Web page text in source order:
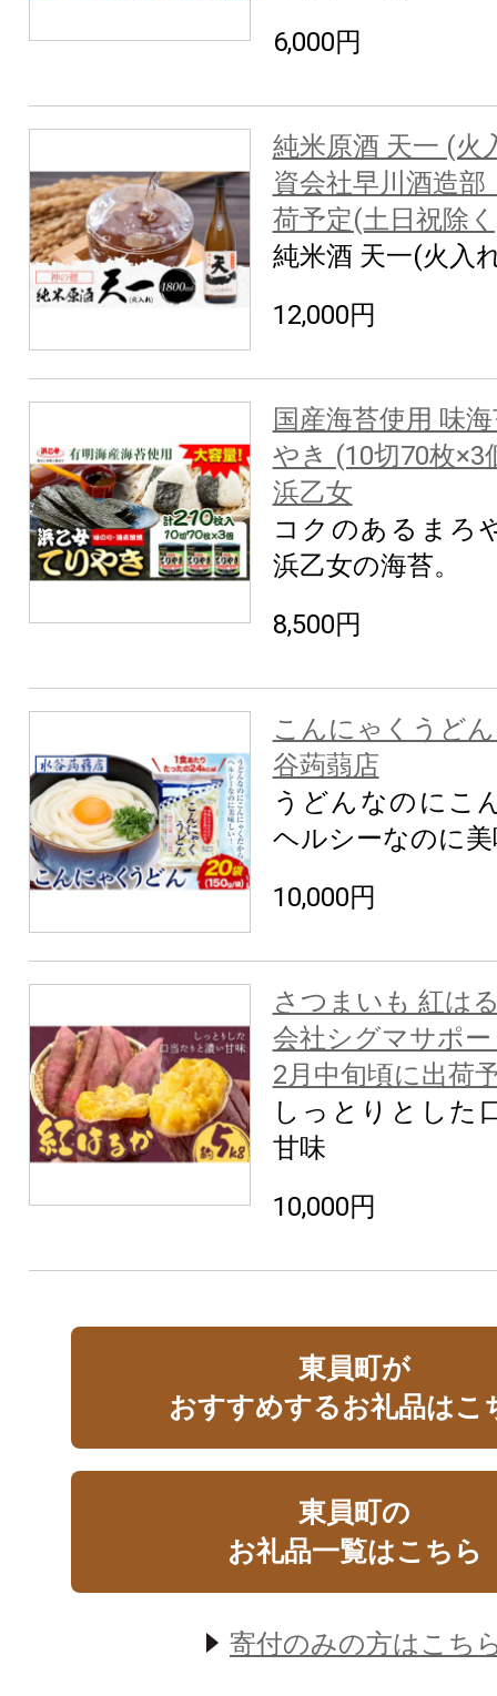
6,000円
純米原酒 天一 (火
資会社早川酒造部
荷予定(土日祝除
純米酒 天一(火入
12,000円
国産海苔使用 味
やき (10切70枚×3
浜乙女
コクのあるまろ
浜乙女の海苔。
8,500円
こんにゃくうど
谷蒟蒻店
うどんなのにこ
ヘルシーなのに
10,000円
さつまいも 紅は
会社シグマサポ
2月中旬頃に出荷
しっとりとした
甘味
10,000円
東員町が
おすすめするお礼品はこ
東員町の
お礼品一覧はこちら
寄付のみの方はこち